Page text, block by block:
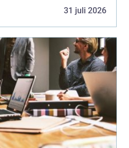
31 juli 2026